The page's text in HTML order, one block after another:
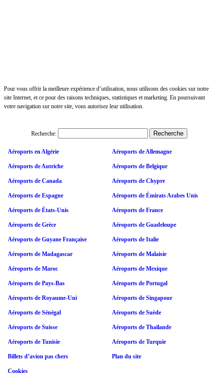
Pour vous offrir la meilleure expérience d’utilisation, nous utilisons des cookies sur notre
site Internet, et ce pour des raisons techniques, statistiques et marketing. En poursuivant
votre navigation sur notre site, vous autorisez leur utilisation.
Recherche:
Aéroports en Algérie Aéroports de Allemagne
Aéroports de Autriche Aéroports de Belgique
Aéroports de Canada Aéroports de Chypre
Aéroports de Espagne Aéroports de Émirats Arabes Unis
Aéroports de États-Unis Aéroports de France
Aéroports de Grèce Aéroports de Guadeloupe
Aéroports de Guyane Française Aéroports de Italie
Aéroports de Madagascar Aéroports de Malaisie
Aéroports de Maroc Aéroports de Mexique
Aéroports de Pays-Bas Aéroports de Portugal
Aéroports de Royaume-Uni Aéroports de Singapour
Aéroports de Sénégal Aéroports de Suède
Aéroports de Suisse Aéroports de Thaïlande
Aéroports de Tunisie Aéroports de Turquie
Billets d’avion pas chers Plan du site
Cookies